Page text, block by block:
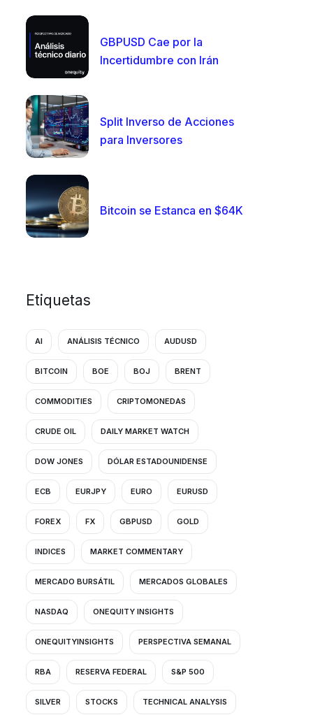
GBPUSD Cae por la
Incertidumbre con Irán
Split Inverso de Acciones
para Inversores
Bitcoin se Estanca en $64K
Etiquetas
AI ANÁLISIS TÉCNICO AUDUSD
BITCOIN BOE BOJ BRENT
COMMODITIES CRIPTOMONEDAS
CRUDE OIL DAILY MARKET WATCH
DOW JONES DÓLAR ESTADOUNIDENSE
ECB EURJPY EURO EURUSD
FOREX FX GBPUSD GOLD
INDICES MARKET COMMENTARY
MERCADO BURSÁTIL MERCADOS GLOBALES
NASDAQ ONEQUITY INSIGHTS
ONEQUITYINSIGHTS PERSPECTIVA SEMANAL
RBA RESERVA FEDERAL S&P 500
SILVER STOCKS TECHNICAL ANALYSIS